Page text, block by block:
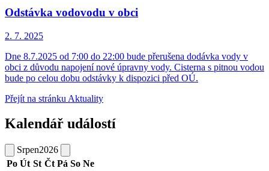
Odstávka vodovodu v obci
2. 7. 2025
Dne 8.7.2025 od 7:00 do 22:00 bude přerušena dodávka vody v
obci z důvodu napojení nové úpravny vody. Cisterna s pitnou vodou
bude po celou dobu odstávky k dispozici před OÚ.
Přejít na stránku Aktuality
Kalendář událostí
Srpen2026
Po Út St Čt Pá So Ne